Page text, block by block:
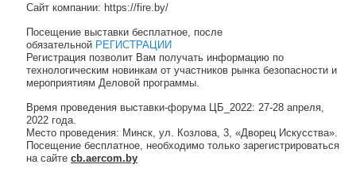
Сайт компании: https://fire.by/
Посещение выставки бесплатное, после
обязательной РЕГИСТРАЦИИ
Регистрация позволит Вам получать информацию по
технологическим новинкам от участников рынка безопасности и
мероприятиям Деловой программы.
Время проведения выставки-форума ЦБ_2022: 27-28 апреля,
2022 года.
Место проведения: Минск, ул. Козлова, 3, «Дворец Искусства».
Посещение бесплатное, необходимо только зарегистрироваться
на сайте cb.aercom.by